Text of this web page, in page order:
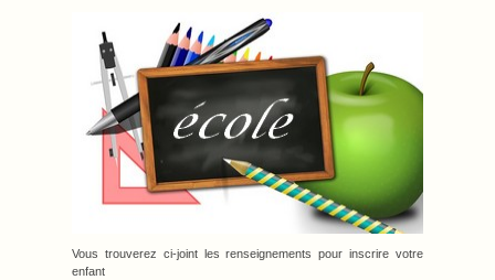
Vous trouverez ci-joint les renseignements pour inscrire votre
enfant